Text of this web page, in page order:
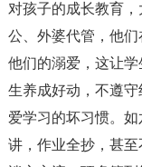
对孩子的成长教育
公、外婆代管，他
他们的溺爱，这让
生养成好动，不遵
爱学习的坏习惯。
讲，作业全抄，甚